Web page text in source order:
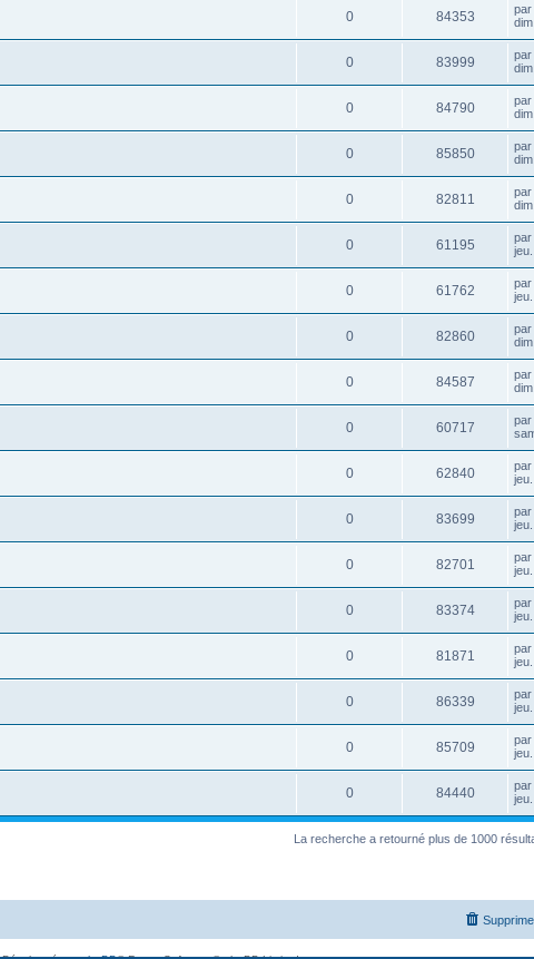
0 84353 par
0 83999 par
0 84790 par
0 85850 par
0 82811 par
0 61195 par
0 61762 par
0 82860 par
0 84587 par
0 60717 par
0 62840 par
0 83699 par
0 82701 par
0 83374 par
0 81871 par
0 86339 par
0 85709 par
0 84440 par
La recherche a retourné plus de 1000